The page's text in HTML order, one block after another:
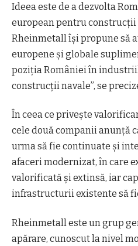
Ideea este de a dezvolta
european pentru construcţii
Rheinmetall îşi propune să
europene şi globale
poziţia României în
construcţii navale”, se
În ceea ce priveşte
cele două companii anunţă
urma să fie continuate şi
afaceri modernizat, în care
valorificată şi extinsă, iar
infrastructurii existente să
Rheinmetall este un grup
apărare, cunoscut la nivel